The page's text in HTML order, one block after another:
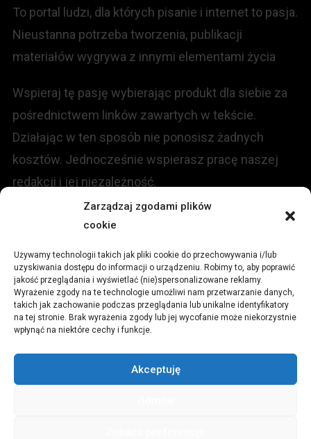
Zarządzaj zgodami plików
cookie
Używamy technologii takich jak pliki cookie do przechowywania i/lub
uzyskiwania dostępu do informacji o urządzeniu. Robimy to, aby poprawić
jakość przeglądania i wyświetlać (nie)spersonalizowane reklamy.
Wyrażenie zgody na te technologie umożliwi nam przetwarzanie danych,
takich jak zachowanie podczas przeglądania lub unikalne identyfikatory
na tej stronie. Brak wyrażenia zgody lub jej wycofanie może niekorzystnie
wpłynąć na niektóre cechy i funkcje.
Akceptuję
To portal ludzi, dla których pisanie i internet to pasja.
Nieustanna potrzeba tworzenia, publikacji
materiałów wygrywa z innymi elementami życia
Wspieraj tę pasję wybierając produkt dla siebie za
pośrednictwem linków zawartych w tekście.
Działając w ten sposób nie ponosisz żadnych
kosztów. Jednocześnie wspierasz pracę naszej
redakcji i jej niezależność.
Redakcja portalu:
ul.Stara 13, 42-600 Tarnowskie Góry
TEL:+48 509 547 822
redakcja@czytamiwiem.pl